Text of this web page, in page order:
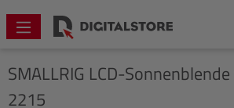
springen
SMALLRIG LCD-
2215